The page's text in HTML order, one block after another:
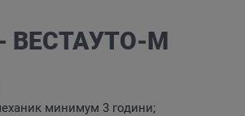
ВЕСТАУТО-М
минимум 3 години;